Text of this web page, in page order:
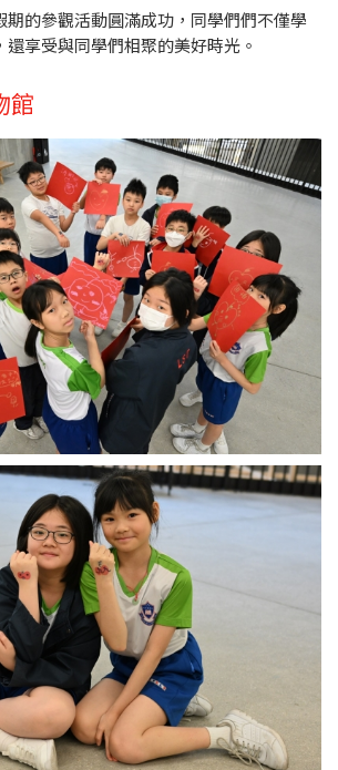
期的參觀活動圓滿成功，同學們們不僅學
享受與同學們相聚的美好時光。
館